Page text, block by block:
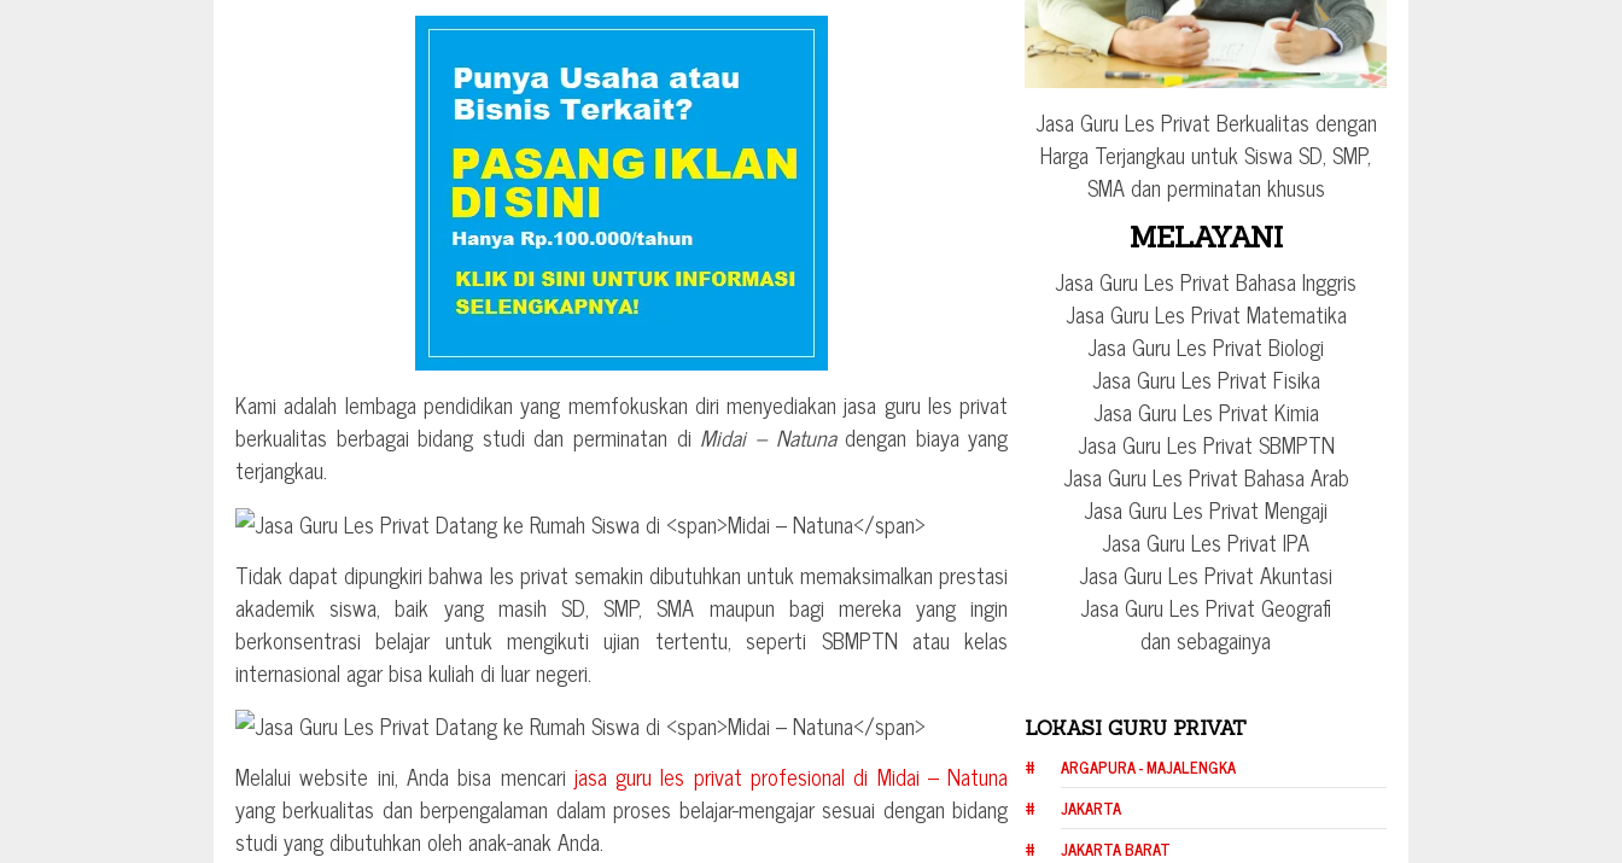
Kami adalah lembaga pendidikan yang memfokuskan diri menyediakan jasa guru les privat
berkualitas berbagai bidang studi dan perminatan di Midai – Natunadengan biaya yang
terjangkau.
Tidak dapat dipungkiri bahwa les privat semakin dibutuhkan untuk memaksimalkan prestasi
akademik siswa, baik yang masih SD, SMP, SMA maupun bagi mereka yang ingin
berkonsentrasi belajar untuk mengikuti ujian tertentu, seperti SBMPTN atau kelas
internasional agar bisa kuliah di luar negeri.
Melalui website ini, Anda bisa mencari jasa guru les privat profesional di Midai – Natuna
yang berkualitas dan berpengalaman dalam proses belajar-mengajar sesuai dengan bidang
studi yang dibutuhkan oleh anak-anak Anda.
Jasa Guru Les Privat Berkualitas dengan
Harga Terjangkau untuk Siswa SD, SMP,
SMA dan perminatan khusus
MELAYANI
Jasa Guru Les Privat Bahasa Inggris
Jasa Guru Les Privat Matematika
Jasa Guru Les Privat Biologi
Jasa Guru Les Privat Fisika
Jasa Guru Les Privat Kimia
Jasa Guru Les Privat SBMPTN
Jasa Guru Les Privat Bahasa Arab
Jasa Guru Les Privat Mengaji
Jasa Guru Les Privat IPA
Jasa Guru Les Privat Akuntasi
Jasa Guru Les Privat Geografi
dan sebagainya
LOKASI GURU PRIVAT
ARGAPURA - MAJALENGKA
JAKARTA
JAKARTA BARAT